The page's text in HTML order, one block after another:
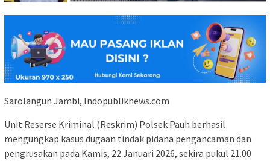
Sarolangun Jambi, Indopubliknews.com
Unit Reserse Kriminal (Reskrim) Polsek Pauh berhasil
mengungkap kasus dugaan tindak pidana pengancaman dan
pengrusakan pada Kamis, 22 Januari 2026, sekira pukul 21.00